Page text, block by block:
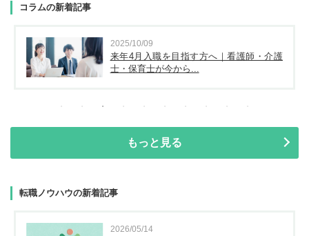
コラムの新着記事
2025/10/09
来年4月入職を目指す方へ｜看護師・介護
士・保育士が今から...
もっと見る
転職ノウハウの新着記事
2026/05/14